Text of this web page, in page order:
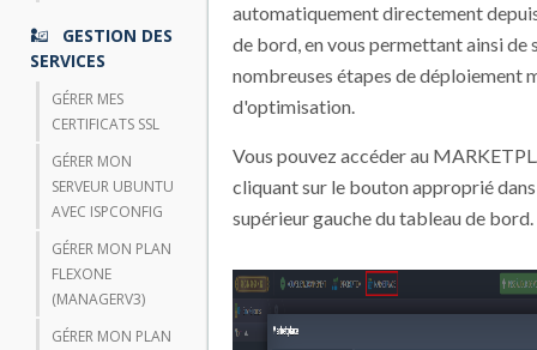
GESTION DES
SERVICES
GÉRER MES
CERTIFICATS SSL
GÉRER MON
SERVEUR UBUNTU
AVEC ISPCONFIG
GÉRER MON PLAN
FLEXONE
(MANAGERV3)
GÉRER MON PLAN
automatiquement directement
de bord, en vous permettant ainsi de
nombreuses étapes de déploiement
d'optimisation.
Vous pouvez accéder au
cliquant sur le bouton approprié
supérieur gauche du tableau de bord.